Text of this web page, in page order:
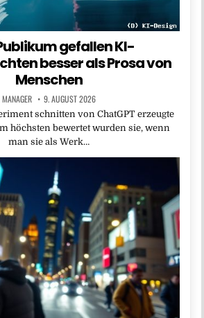
gefallen KI-
besser als Prosa von
Menschen
MANAGER 9. AUGUST 2026
schnitten von ChatGPT erzeugte
höchsten bewertet wurden sie, wenn
man sie als Werk…